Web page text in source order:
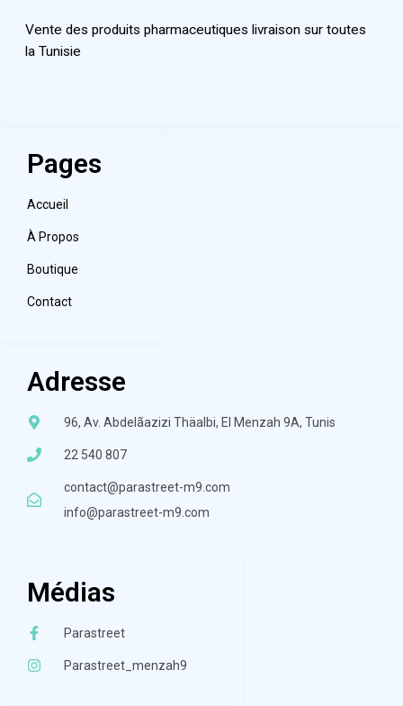
Vente des produits pharmaceutiques livraison sur toutes
la Tunisie
Pages
Accueil
À Propos
Boutique
Contact
Adresse
96, Av. Abdelãazizi Thäalbi, El Menzah 9A, Tunis
22 540 807
contact@parastreet-m9.com
info@parastreet-m9.com
Médias
Parastreet
Parastreet_menzah9